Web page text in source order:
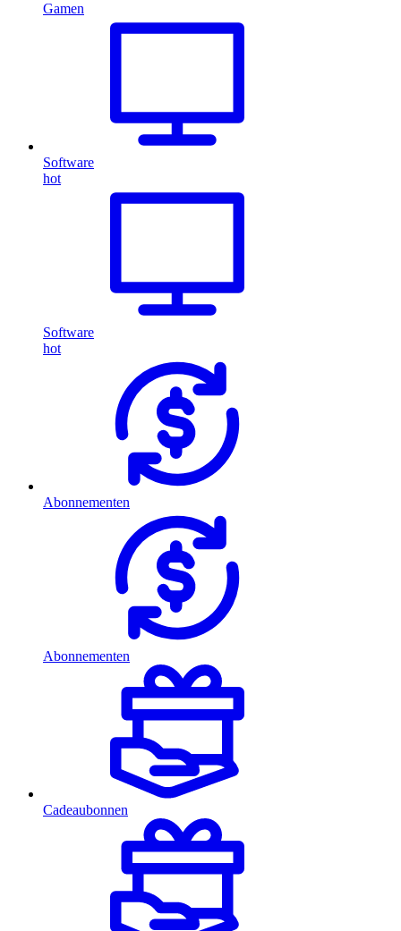
Gamen
Software
hot
Software
hot
Abonnementen
Abonnementen
Cadeaubonnen